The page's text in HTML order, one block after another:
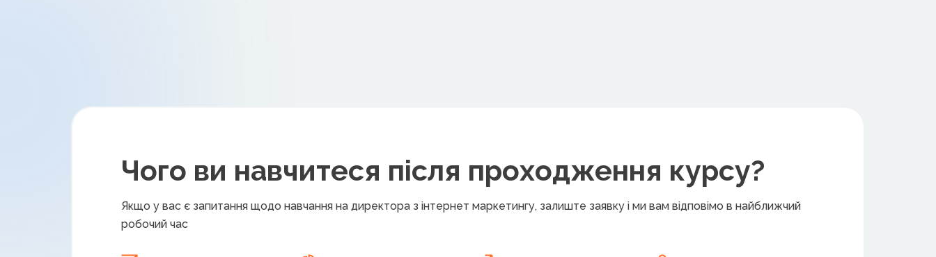
Чого ви навчитеся після проходження курсу?
Якщо у вас є запитання щодо навчання на директора з інтернет маркетингу, залиште заявку і ми вам відповімо в найближчий
робочий час